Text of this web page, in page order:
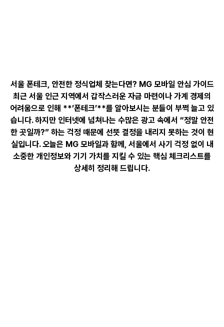
서울 폰테크, 안전한 정식업체 찾는다면? MG 모바일 안심 가이드
최근 서울 인근 지역에서 갑작스러운 자금 마련이나 가계 경제의
어려움으로 인해 **’폰테크’**를 알아보시는 분들이 부쩍 늘고 있
습니다. 하지만 인터넷에 넘쳐나는 수많은 광고 속에서 “정말 안전
한 곳일까?” 하는 걱정 때문에 선뜻 결정을 내리지 못하는 것이 현
실입니다. 오늘은 MG 모바일과 함께, 서울에서 사기 걱정 없이 내
소중한 개인정보와 기기 가치를 지킬 수 있는 핵심 체크리스트를
상세히 정리해 드립니다.